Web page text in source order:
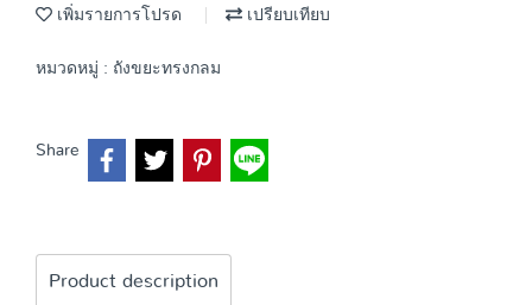
เพิ่มรายการโปรด เปรียบเทียบ
หมวดหมู่ : ถังขยะทรงกลม
Share
Product description